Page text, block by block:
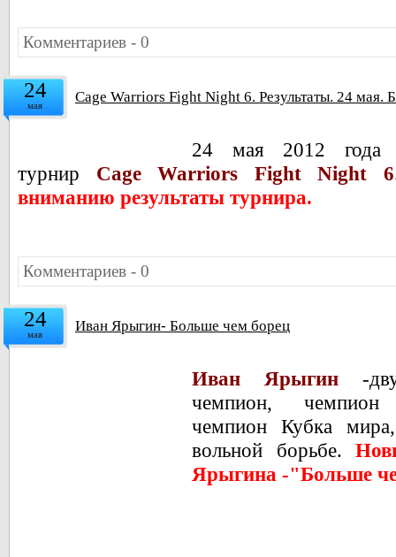
Комментариев - 0
24
мая Cage Warriors Fight Night 6. Результаты. 24 мая.
24 мая 2012 года
турнир Cage Warriors Fight Night 6
вниманию результаты турнира.
Комментариев - 0
24
мая Иван Ярыгин- Больше чем борец
Иван Ярыгин -
чемпион, чемпион
чемпион Кубка
вольной борьбе.
Ярыгина -"Больше